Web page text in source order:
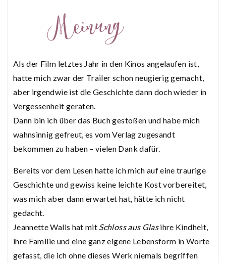
Als der Film letztes Jahr in den Kinos angelaufen ist,
hatte mich zwar der Trailer schon neugierig gemacht,
aber irgendwie ist die Geschichte dann doch wieder in
Vergessenheit geraten.
Dann bin ich über das Buch gestoßen und habe mich
wahnsinnig gefreut, es vom Verlag zugesandt
bekommen zu haben – vielen Dank dafür.
Bereits vor dem Lesen hatte ich mich auf eine traurige
Geschichte und gewiss keine leichte Kost vorbereitet,
was mich aber dann erwartet hat, hätte ich nicht
gedacht.
Jeannette Walls hat mit Schloss aus Glasihre Kindheit,
ihre Familie und eine ganz eigene Lebensform in Worte
gefasst, die ich ohne dieses Werk niemals begriffen